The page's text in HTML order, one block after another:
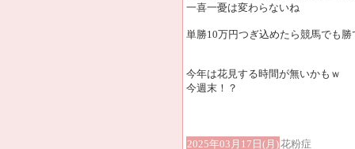
一喜一憂は変わらないね
単勝10万円つぎ込めたら競馬でも
今年は花見する時間が無いかもｗ
今週末！？
2025年03月17日(月)花粉症